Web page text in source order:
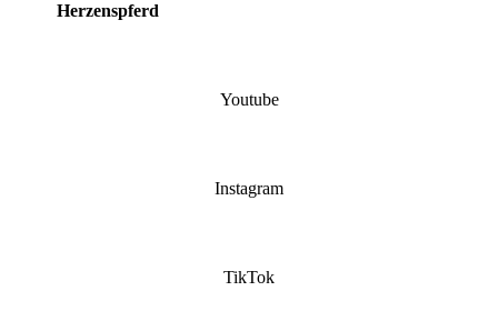
Herzenspferd
Youtube
Instagram
TikTok